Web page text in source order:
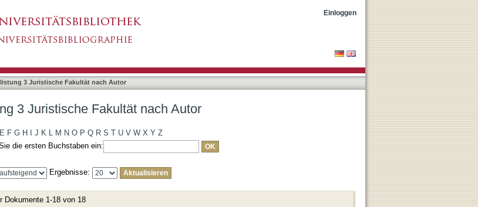
Einloggen
3 Juristische Fakultät nach Autor
3 Juristische Fakultät nach Autor
E F G H J K L M N O P Q R S T U V W X Y Z
die ersten Buchstaben ein:
Ergebnisse:
Dokumente 1-18 von 18